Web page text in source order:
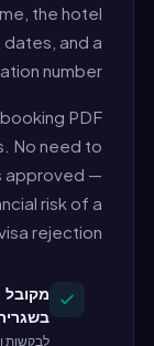
the hotel
and a
number.
PDF
No need to
approved —
risk of a
rejection.
מקובל
לבקשות